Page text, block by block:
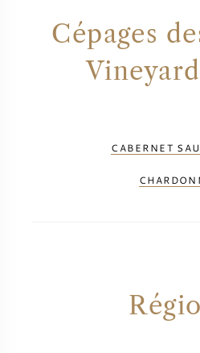
Cépages
CABERNET